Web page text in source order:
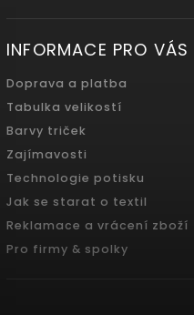
INFORMACE PRO VÁS
Doprava a platba
Tabulka velikostí
Barvy triček
Zajímavosti
Technologie potisku
Jak se starat o textil
Reklamace a vrácení zboží
Pro firmy & spolky